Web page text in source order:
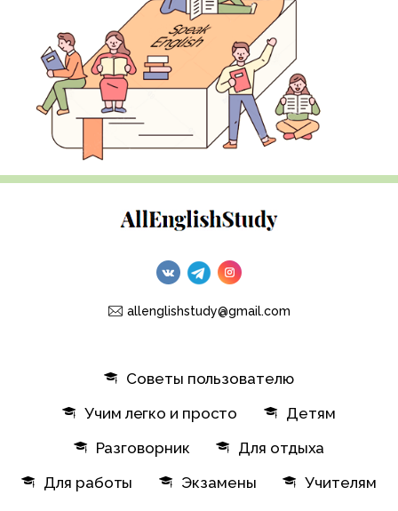
Советы пользователю
Учим легко и просто
Детям
Разговорник
Для отдыха
Для работы
Экзамены Учителям
allenglishstudy@gmail.com